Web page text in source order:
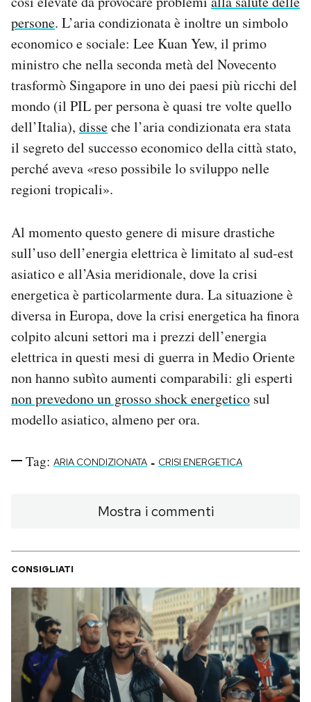
persone. L’aria condizionata è inoltre un simbolo
economico e sociale: Lee Kuan Yew, il primo
ministro che nella seconda metà del Novecento
trasformò Singapore in uno dei paesi più ricchi del
mondo (il PIL per persona è quasi tre volte quello
dell’Italia), disseche l’aria condizionata era stata
il segreto del successo economico della città stato,
perché aveva «reso possibile lo sviluppo nelle
regioni tropicali».
Al momento questo genere di misure drastiche
sull’uso dell’energia elettrica è limitato al sud-est
asiatico e all’Asia meridionale, dove la crisi
energetica è particolarmente dura. La situazione è
diversa in Europa, dove la crisi energetica ha finora
colpito alcuni settori ma i prezzi dell’energia
elettrica in questi mesi di guerra in Medio Oriente
non hanno subìto aumenti comparabili: gli esperti
non prevedono un grosso shock energetico sul
modello asiatico, almeno per ora.
Tag: ARIA CONDIZIONATA - CRISI ENERGETICA
Mostra i commenti
CONSIGLIATI